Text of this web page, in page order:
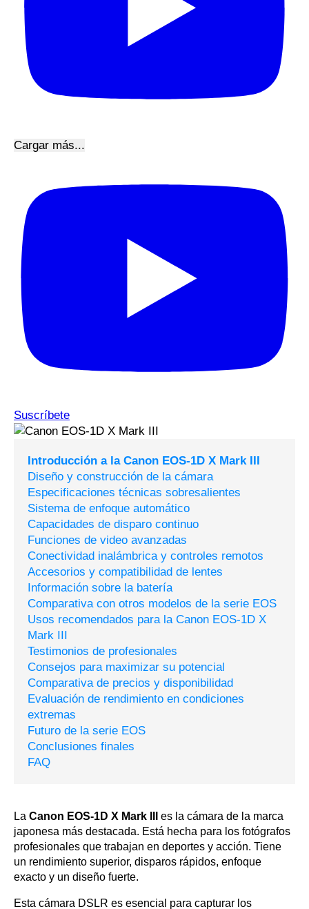
Cargar más...
Suscríbete
Introducción a la Canon EOS-1D X Mark III
Diseño y construcción de la cámara
Especificaciones técnicas sobresalientes
Sistema de enfoque automático
Capacidades de disparo continuo
Funciones de video avanzadas
Conectividad inalámbrica y controles remotos
Accesorios y compatibilidad de lentes
Información sobre la batería
Comparativa con otros modelos de la serie EOS
Usos recomendados para la Canon EOS-1D X
Mark III
Testimonios de profesionales
Consejos para maximizar su potencial
Comparativa de precios y disponibilidad
Evaluación de rendimiento en condiciones
extremas
Futuro de la serie EOS
Conclusiones finales
FAQ
La Canon EOS-1D X Mark III
es la cámara de la marca
japonesa más destacada. Está hecha para los fotógrafos
profesionales que trabajan en deportes y acción. Tiene
un rendimiento superior, disparos rápidos, enfoque
exacto y un diseño fuerte.
Esta cámara DSLR es esencial para capturar los